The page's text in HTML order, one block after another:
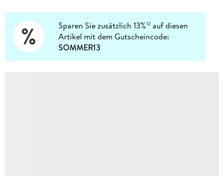
Sparen Sie zusätzlich 13%12 auf diesen
Artikel mit dem Gutscheincode:
SOMMER13